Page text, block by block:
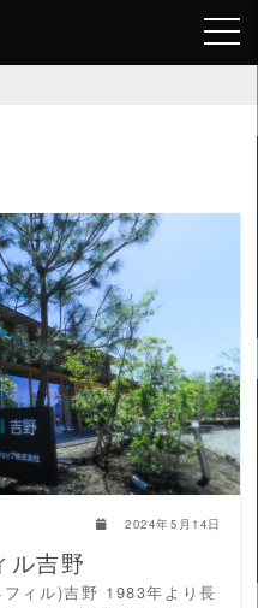
2024年5月14日
ル吉野
ィル)吉野 1983年より長